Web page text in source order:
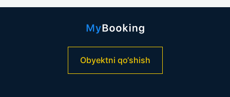
Obyektni qo‘shish